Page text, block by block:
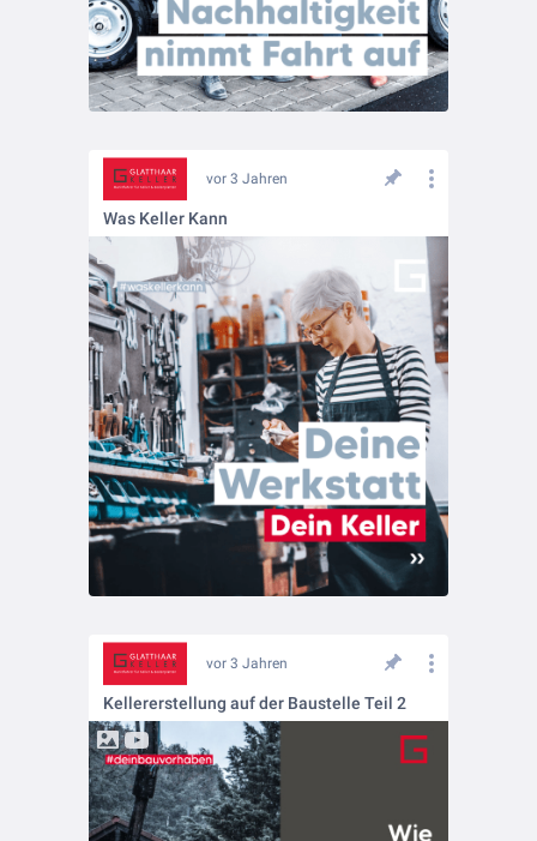
vor 3 Jahren
Was Keller Kann
vor 3 Jahren
Kellererstellung auf der Baustelle Teil 2